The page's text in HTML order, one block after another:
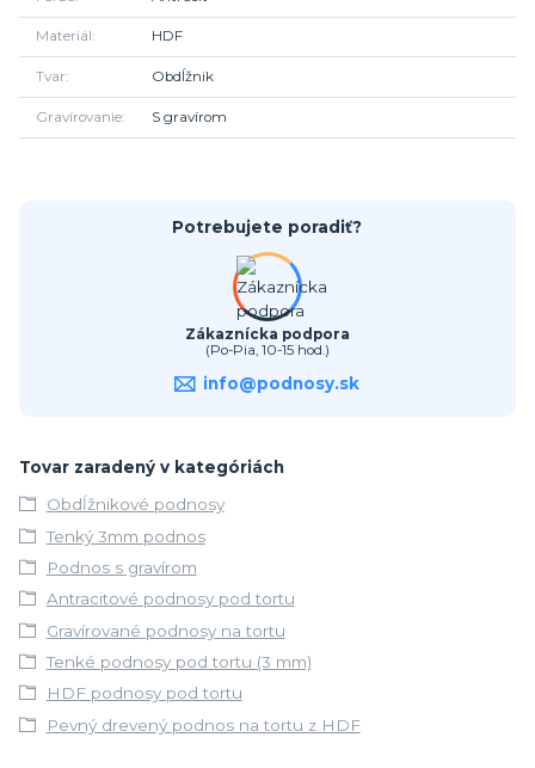
Materiál HDF
Tvar Obdĺžnik
Gravírovanie S gravírom
Potrebujete poradiť?
Zákaznícka podpora
(Po-Pia, 10-15 hod.)
info@podnosy.sk
Tovar zaradený v kategóriách
Obdĺžnikové podnosy
Tenký 3mm podnos
Podnos s gravírom
Antracitové podnosy pod tortu
Gravírované podnosy na tortu
Tenké podnosy pod tortu (3 mm)
HDF podnosy pod tortu
Pevný drevený podnos na tortu z HDF